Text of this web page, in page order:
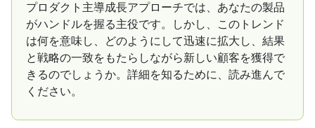
プロダクト主導成長アプローチでは、あなたの製品
がハンドルを握る主役です。しかし、このトレンド
は何を意味し、どのようにして迅速に拡大し、結果
と戦略の一致をもたらしながら新しい顧客を獲得で
きるのでしょうか。詳細を知るために、読み進んで
ください。